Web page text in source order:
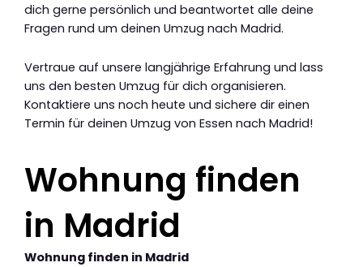
dich gerne persönlich und beantwortet alle deine
Fragen rund um deinen Umzug nach Madrid.
Vertraue auf unsere langjährige Erfahrung und lass
uns den besten Umzug für dich organisieren.
Kontaktiere uns noch heute und sichere dir einen
Termin für deinen Umzug von Essen nach Madrid!
Wohnung finden
in Madrid
Wohnung finden in Madrid